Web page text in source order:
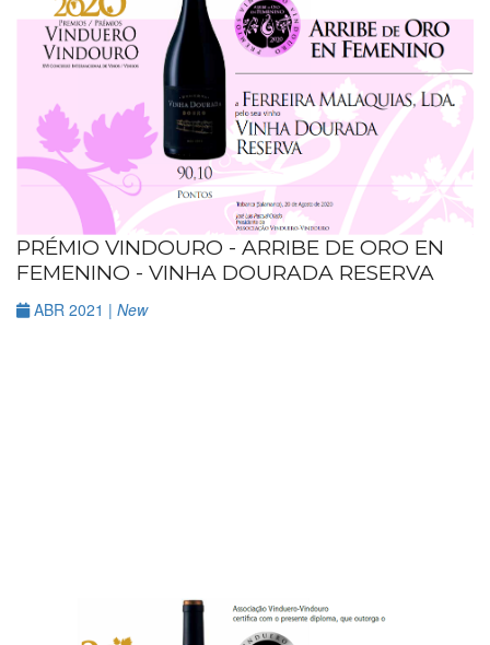
PRÉMIO VINDOURO - ARRIBE DE ORO EN
FEMENINO - VINHA DOURADA RESERVA
ABR 2021 | New